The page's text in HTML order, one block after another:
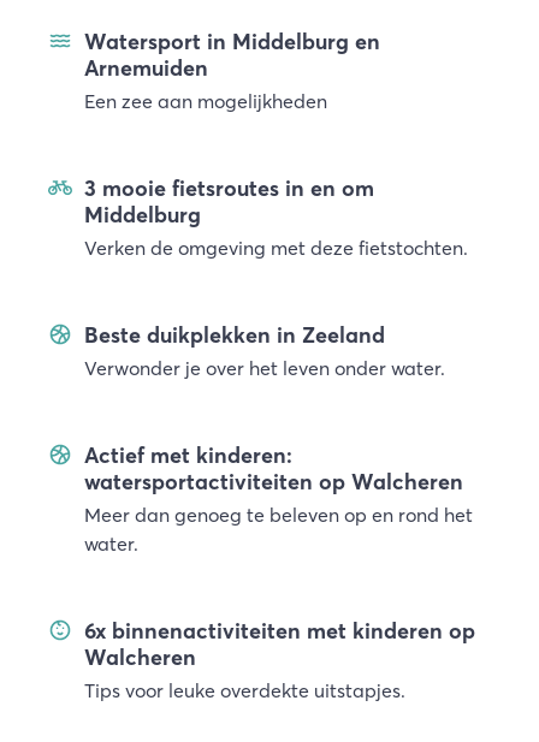
Watersport in Middelburg en
Arnemuiden
Een zee aan mogelijkheden
3 mooie fietsroutes in en om
Middelburg
Verken de omgeving met deze fietstochten.
Beste duikplekken in Zeeland
Verwonder je over het leven onder water.
Actief met kinderen:
watersportactiviteiten op Walcheren
Meer dan genoeg te beleven op en rond het
water.
6x binnenactiviteiten met kinderen op
Walcheren
Tips voor leuke overdekte uitstapjes.